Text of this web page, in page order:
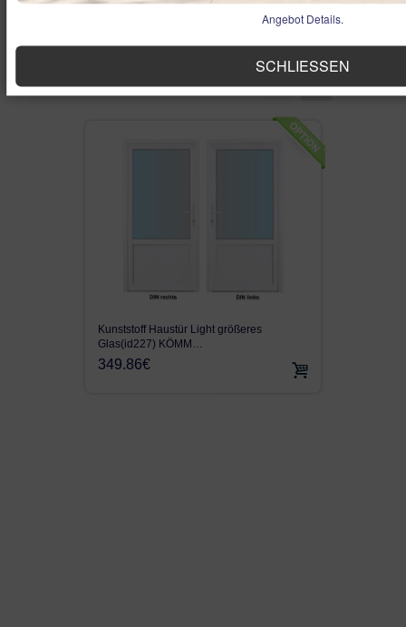
VERWANDTE PRODUKTE
Kunststoff Haustür Light größeres
Glas(id227) KÖMM…
349.86€
Angebot Details.
SCHLIESSEN